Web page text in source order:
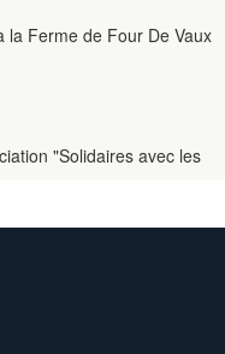
la Ferme de Four De Vaux
"Solidaires avec les